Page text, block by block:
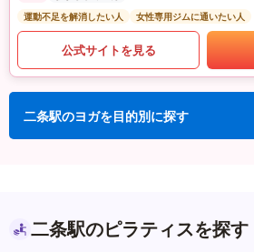
運動不足を解消したい人
女性専用ジムに通いたい人
公式サイトを見る
二条駅のヨガを目的別に探す
二条駅のピラティスを探す